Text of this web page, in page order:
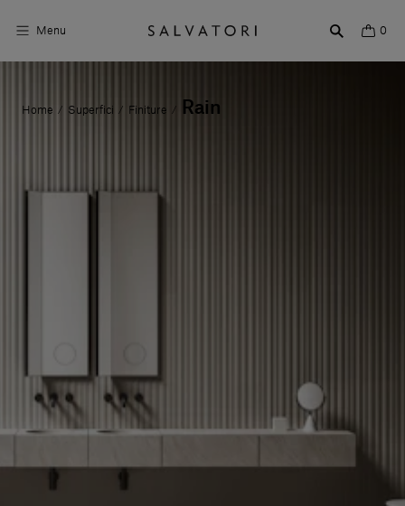
Menu 0
Superfici
Vieni a trovarci
Accedi
Home / Superfici / Finiture / Rain